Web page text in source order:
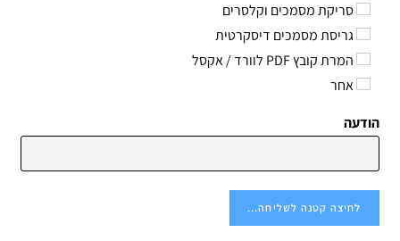
סריקת מסמכים וקלסרים
גריסת מסמכים דיסקרטית
המרת קובץ PDF לוורד / אקסל
אחר
הודעה
לחיצה קטנה לשליחה...